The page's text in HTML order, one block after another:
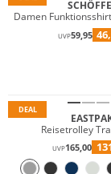
Damen
UVP59,95
DEAL
Reisetrolley
UVP165,00
Merino